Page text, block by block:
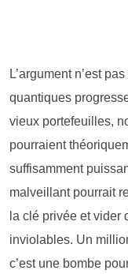
L’argument n’est
quantiques
vieux portefeuilles,
pourraient
suffisamment
malveillant pourrait
la clé privée et vider
inviolables. Un
c’est une bombe